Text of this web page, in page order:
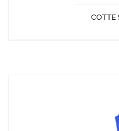
COTTE
La cotte Barossa en tissu